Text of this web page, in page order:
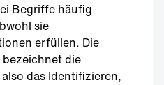
Begriffe häufig
sie
erfüllen. Die
die
das Identifizieren,